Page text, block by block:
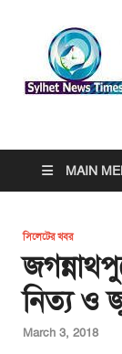
MAIN
সিলেটের খবর
নিত্য ও
March 3, 2018